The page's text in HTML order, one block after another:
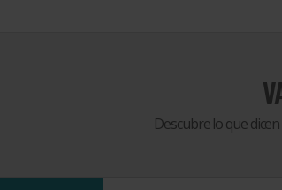
Descubre lo que